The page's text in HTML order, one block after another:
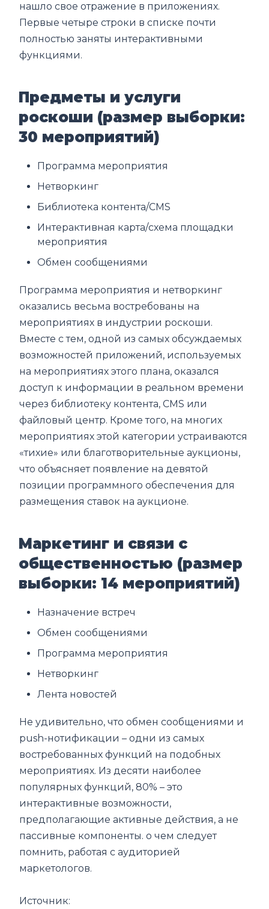
нашло свое отражение в приложениях.
Первые четыре строки в списке почти
полностью заняты интерактивными
функциями.
Предметы и услуги
роскоши (размер выборки:
30 мероприятий)
Программа мероприятия
Нетворкинг
Библиотека контента/CMS
Интерактивная карта/схема площадки
мероприятия
Обмен сообщениями
Программа мероприятия и нетворкинг
оказались весьма востребованы на
мероприятиях в индустрии роскоши.
Вместе с тем, одной из самых обсуждаемых
возможностей приложений, используемых
на мероприятиях этого плана, оказался
доступ к информации в реальном времени
через библиотеку контента, CMS или
файловый центр. Кроме того, на многих
мероприятиях этой категории устраиваются
«тихие» или благотворительные аукционы,
что объясняет появление на девятой
позиции программного обеспечения для
размещения ставок на аукционе.
Маркетинг и связи с
общественностью (размер
выборки: 14 мероприятий)
Назначение встреч
Обмен сообщениями
Программа мероприятия
Нетворкинг
Лента новостей
Не удивительно, что обмен сообщениями и
push-нотификации – одни из самых
востребованных функций на подобных
мероприятиях. Из десяти наиболее
популярных функций, 80% – это
интерактивные возможности,
предполагающие активные действия, а не
пассивные компоненты. о чем следует
помнить, работая с аудиторией
маркетологов.
Источник: